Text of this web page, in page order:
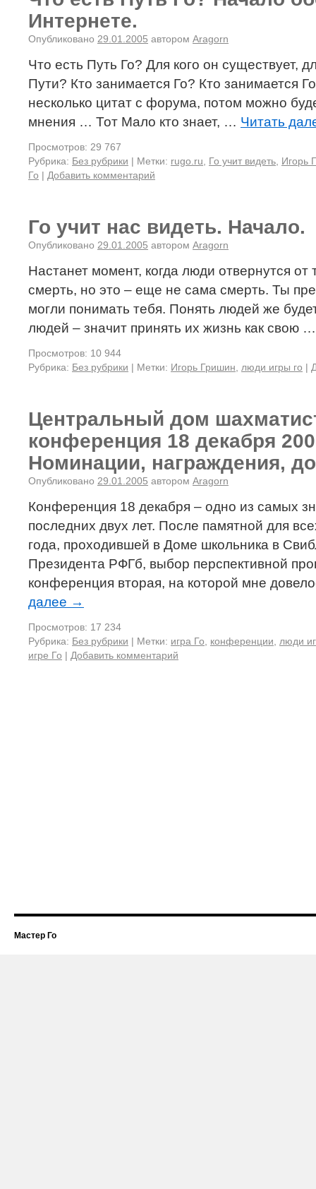
Интернете.
Опубликовано 29.01.2005 автором Aragorn
Что есть Путь Го? Для кого он существует,
Пути? Кто занимается Го? Кто занимается
несколько цитат с форума, потом можно
мнения … Тот Мало кто знает, … Читать
Просмотров: 29 767
Рубрика: Без рубрики | Метки: rugo.ru Го учит видеть Игорь
Го | Добавить комментарий
Го учит нас видеть. Начало.
Опубликовано 29.01.2005 автором Aragorn
Настанет момент, когда люди отвернутся
смерть, но это – еще не сама смерть. Ты
могли понимать тебя. Понять людей же
людей – значит принять их жизнь как свою
Просмотров: 10 944
Рубрика: Без рубрики | Метки: Игорь Гришин люди игры го |
Центральный дом
конференция 18 декабря
Номинации, награждения,
Опубликовано 29.01.2005 автором Aragorn
Конференция 18 декабря – одно из самых
последних двух лет. После памятной для
года, проходившей в Доме школьника в
Президента РФГб, выбор перспективной
конференция вторая, на которой мне
далее →
Просмотров: 17 234
Рубрика: Без рубрики | Метки: игра Го конференции
люди
игре Го | Добавить комментарий
Мастер Го